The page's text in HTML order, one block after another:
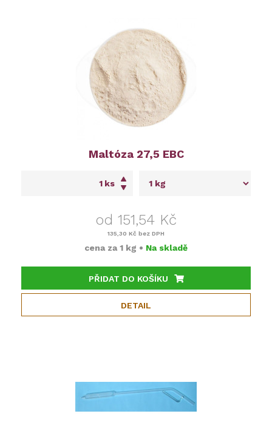
Maltóza 27,5 EBC
ks
od 151,54 Kč
135,30 Kč bez DPH
cena za 1 kg • Na skladě
PŘIDAT DO KOŠÍKU
DETAIL